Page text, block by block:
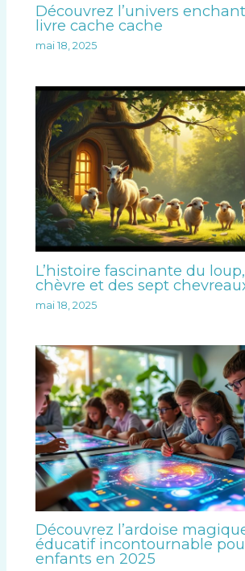
Découvrez l’univers
livre cache cache
mai 18, 2025
L’histoire fascinante du
chèvre et des sept
mai 18, 2025
Découvrez l’ardoise
éducatif incontournable
enfants en 2025